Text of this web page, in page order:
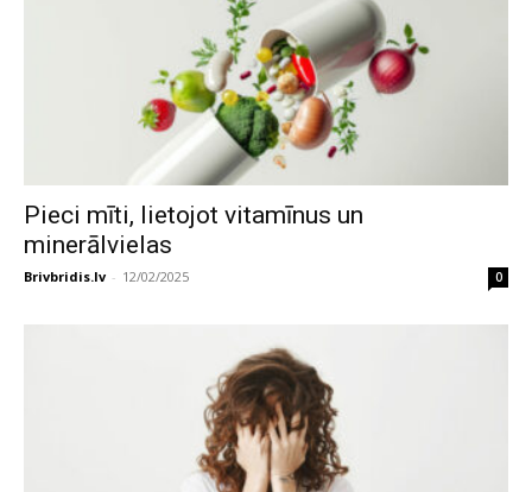
Pieci mīti, lietojot vitamīnus un
minerālvielas
Brivbridis.lv - 12/02/2025 0